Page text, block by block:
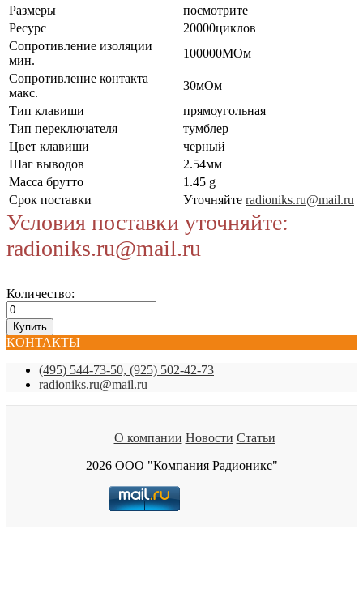
Размеры
посмотрите
Ресурс
20000циклов
Сопротивление изоляции
мин.
100000МОм
Сопротивление контакта
макс.
30мОм
Тип клавиши
прямоугольная
Тип переключателя
тумблер
Цвет клавиши
черный
Шаг выводов
2.54мм
Масса брутто
1.45 g
Срок поставки
Уточняйте radioniks.ru@mail.ru
Условия поставки уточняйте:
radioniks.ru@mail.ru
Количество:
КОНТАКТЫ
(495) 544-73-50, (925) 502-42-73
radioniks.ru@mail.ru
О компании Новости Статьи
2026 ООО "Компания Радионикс"